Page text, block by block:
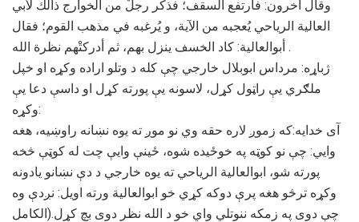
وقال آخرون: فارتفع السقف؛ فذكر رجلٌ من الخوارج ذالك لأبي
العالية الرياحي يُعجبه من الآية، و يُرغبه في مذهب القوم؛ فقال
أبوالعالية: كاد الخسف ينزل بهم، ثم أدركتْهم نظرة الله .
ژباړه: مرداس ابوبلال خارجي چې کله د وتلو اراده وکړه او خپل
ملګري یې راټول کړل، لاسونه یې پورته کړل او داسې دعا یې
وکړه:
آی خدایه:که زموږ لاره حقه وي نو موږ ته یوه نښانه راوښیه، هغه
وایي: چې نو کوټه په خوځیده شوه، ځینې وایې چت له کوټې څخه
پورته شو، ابوالعالیة الریاحي ته یوه خارجي د دې نښانو یادونه
وکړه ترڅو هغه پرې دوکه کړي خو ابوالعالیة ورته اویل: نږدې وه
چې دوی په زمکه ننوتلي واي خو د الله نظر دوی بچ کړل.(الکامل